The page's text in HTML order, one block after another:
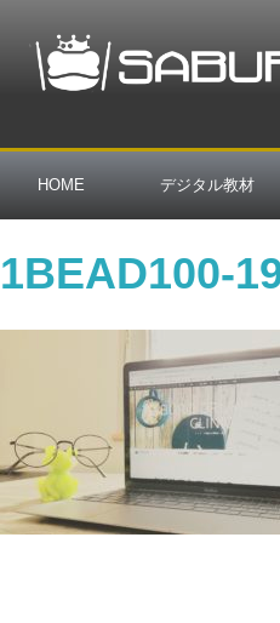
HOME デジタル教材
1BEAD100-